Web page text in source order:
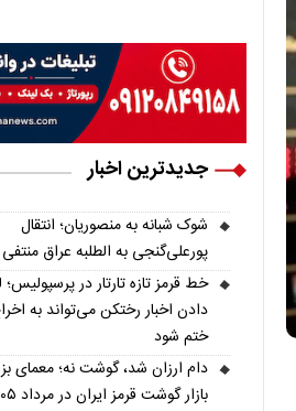
جدیدترین اخبار
شوک شبانه به منصوریان؛ انتقال
پورعلی‌گنجی به الطلبه عراق
خط قرمز تازه تارتار در پرسپولیس؛
دادن اخبار رختکن می‌تواند به
ختم شود
دام ارزان شد، گوشت نه؛ معمای
بازار گوشت قرمز ایران در مرداد ۱۴۰۵